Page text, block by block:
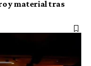
y material tras